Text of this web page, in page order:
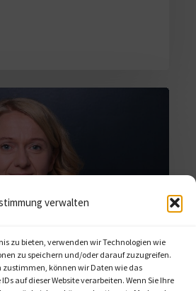
verwalten
zu bieten, verwenden wir Technologien wie
zu speichern und/oder darauf zuzugreifen.
zustimmen, können wir Daten wie das
auf dieser Website verarbeiten. Wenn Sie Ihre